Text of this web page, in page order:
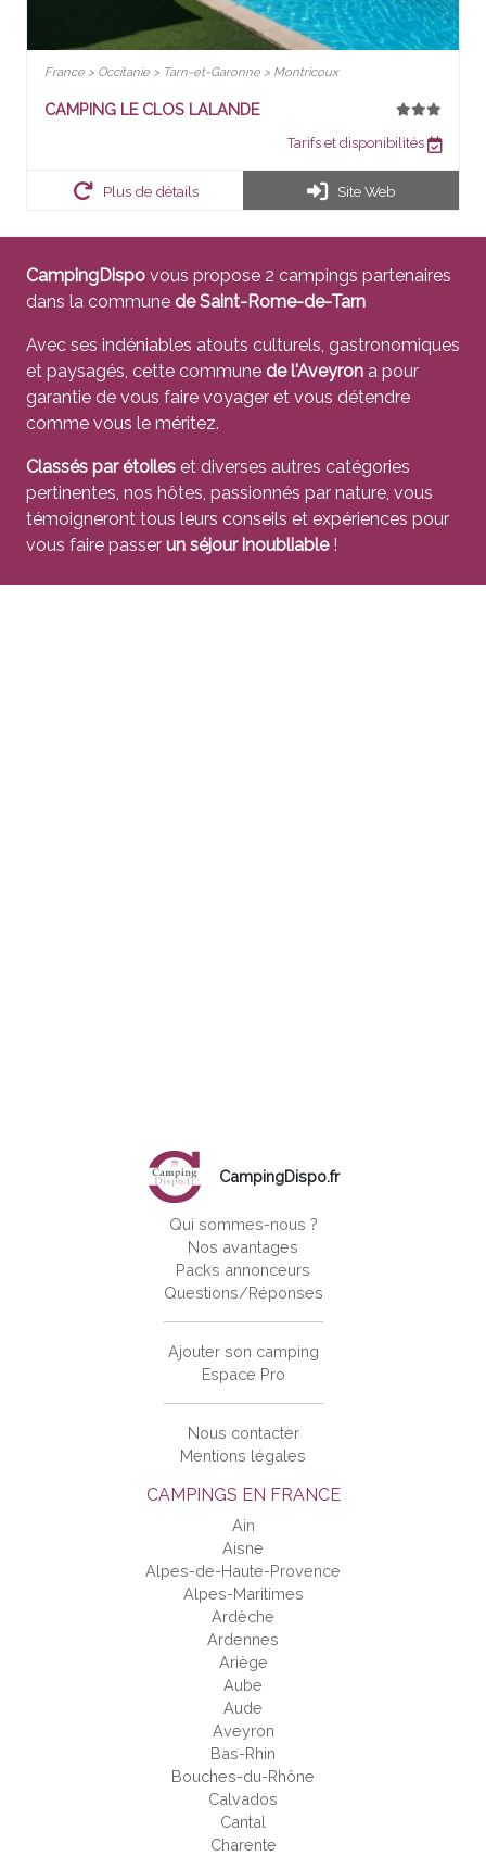
France > Occitanie > Tarn-et-Garonne > Montricoux
CAMPING LE CLOS LALANDE
Tarifs et disponibilités
Plus de détails Site Web
CampingDispo vous propose 2 campings partenaires
dans la commune de Saint-Rome-de-Tarn
Avec ses indéniables atouts culturels, gastronomiques
et paysagés, cette commune de l'Aveyron a pour
garantie de vous faire voyager et vous détendre
comme vous le méritez.
Classés par étoiles et diverses autres catégories
pertinentes, nos hôtes, passionnés par nature, vous
témoigneront tous leurs conseils et expériences pour
vous faire passer un séjour inoubliable!
CAMPINGS EN FRANCE
Ain
Aisne
Alpes-de-Haute-Provence
Alpes-Maritimes
Ardèche
Ardennes
Ariège
Aube
Aude
Aveyron
Bas-Rhin
Bouches-du-Rhône
Calvados
Cantal
Charente
CampingDispo.fr
Qui sommes-nous ?
Nos avantages
Packs annonceurs
Questions/Réponses
Ajouter son camping
Espace Pro
Nous contacter
Mentions légales